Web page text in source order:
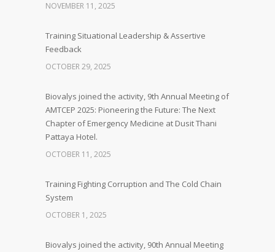
NOVEMBER 11, 2025
Training Situational Leadership & Assertive
Feedback
OCTOBER 29, 2025
Biovalys joined the activity, 9th Annual Meeting of
AMTCEP 2025: Pioneering the Future: The Next
Chapter of Emergency Medicine at Dusit Thani
Pattaya Hotel.
OCTOBER 11, 2025
Training Fighting Corruption and The Cold Chain
System
OCTOBER 1, 2025
Biovalys joined the activity, 90th Annual Meeting